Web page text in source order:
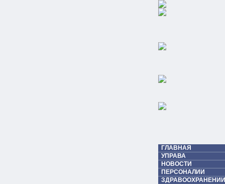
ГЛАВНАЯ
УПРАВА
НОВОСТИ
ПЕРСОНАЛИИ